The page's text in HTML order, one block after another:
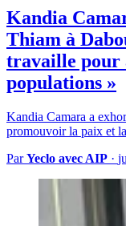
Kandia
Thiam à
travaille pour
populations »
Kandia Camara a
promouvoir la paix et
ParYeclo avec AIP ·